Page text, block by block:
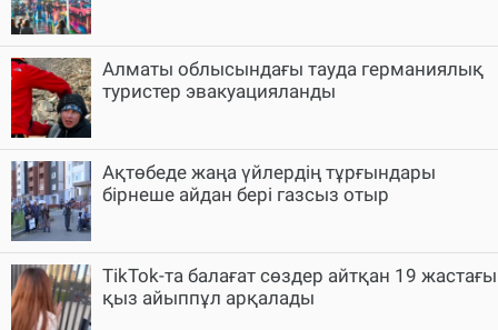
Алматы облысындағы тауда германиялық
туристер эвакуацияланды
Ақтөбеде жаңа үйлердің тұрғындары
бірнеше айдан бері газсыз отыр
TikTok-та балағат сөздер айтқан 19 жастағы
қыз айыппұл арқалады